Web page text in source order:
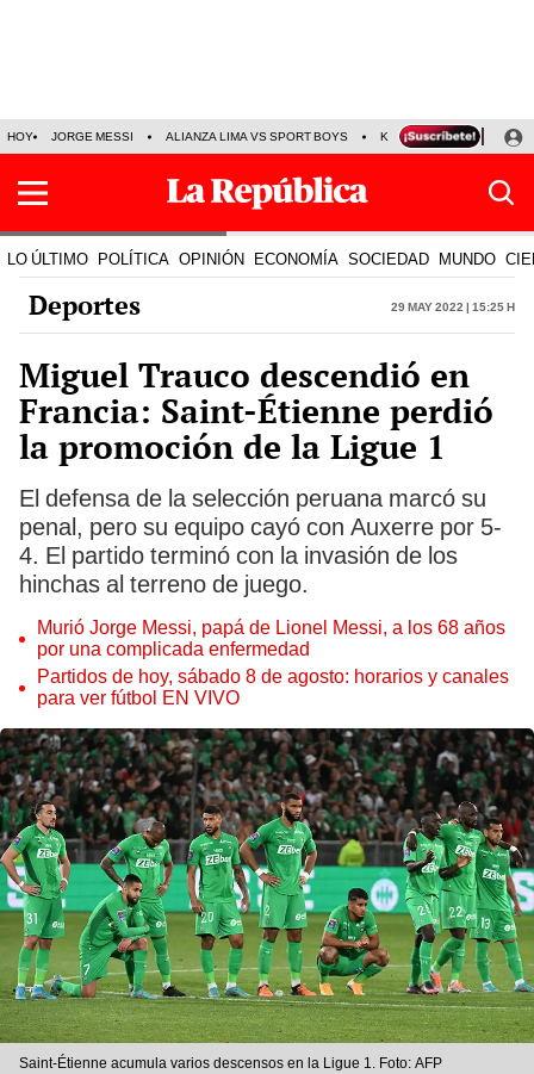
HOY JORGE MESSI ALIANZA LIMA VS SPORT BOYS KENJI FUJIMORI
LO ÚLTIMO POLÍTICA OPINIÓN ECONOMÍA SOCIEDAD MUNDO
Deportes 29 May 2022 | 15:25 h
Miguel Trauco descendió en
Francia: Saint-Étienne perdió
la promoción de la Ligue 1
El defensa de la selección peruana marcó su
penal, pero su equipo cayó con Auxerre por 5-
4. El partido terminó con la invasión de los
hinchas al terreno de juego.
Murió Jorge Messi, papá de Lionel Messi, a los 68 años
por una complicada enfermedad
Partidos de hoy, sábado 8 de agosto: horarios y canales
para ver fútbol EN VIVO
Saint-Étienne acumula varios descensos en la Ligue 1. Foto: AFP